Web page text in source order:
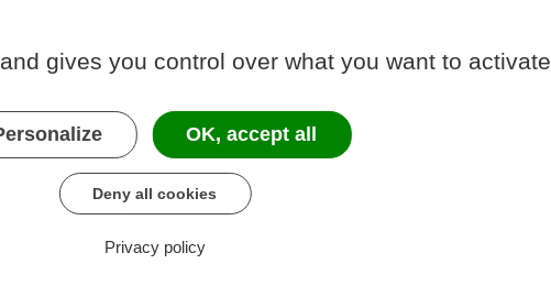
l'imposition des indemnités des
gives you control over what you want to activate
OK, accept all
Deny all cookies
Privacy policy